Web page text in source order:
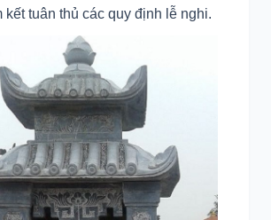
kết tuân thủ các quy định lễ nghi.